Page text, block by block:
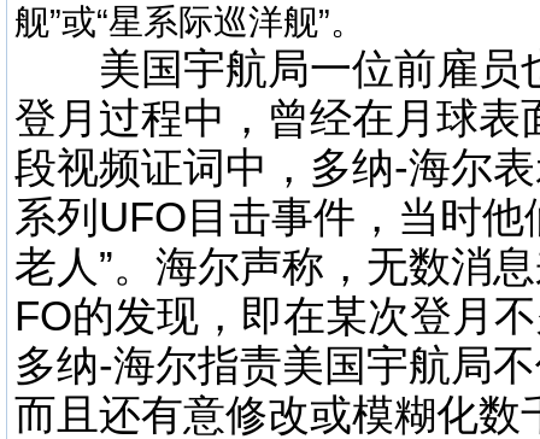
舰”或“星系际巡洋舰”。
美国宇航局一位前雇员
登月过程中，曾经在月球
段视频证词中，多纳-海尔
系列UFO目击事件，当时
老人”。海尔声称，无数消
FO的发现，即在某次登月
多纳-海尔指责美国宇航局
而且还有意修改或模糊化